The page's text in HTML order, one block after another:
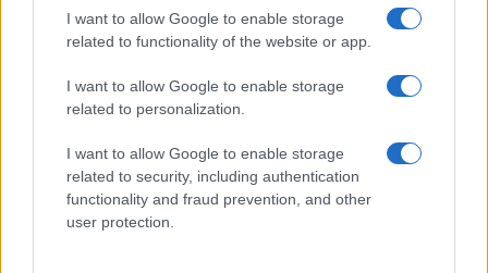
I want to allow Google to enable storage
related to functionality of the website or app.
I want to allow Google to enable storage
related to personalization.
I want to allow Google to enable storage
related to security, including authentication
functionality and fraud prevention, and other
user protection.